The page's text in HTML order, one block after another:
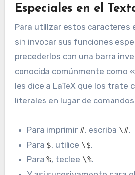
Especiales en el
Para utilizar estos caracteres
sin invocar sus funciones
precederlos con una barra
conocida comúnmente como
les dice a LaTeX que los trate
literales en lugar de
Para imprimir#, escriba \#.
Para $, utilice \$.
Para%, teclee \%.